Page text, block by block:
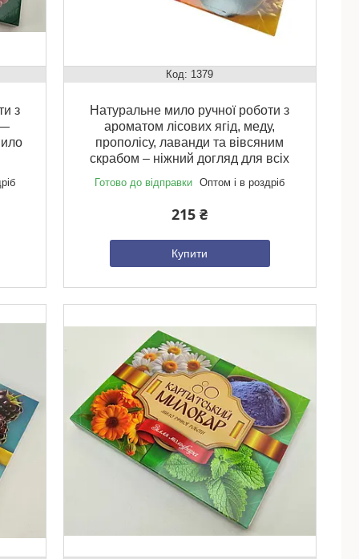
з
—
1379
Натуральне мило ручної роботи з
ароматом лісових ягід, меду,
прополісу, лаванди та вівсяним
скрабом – ніжний догляд для всіх
Готово до відправки Оптом і в роздріб
215 ₴
Купити